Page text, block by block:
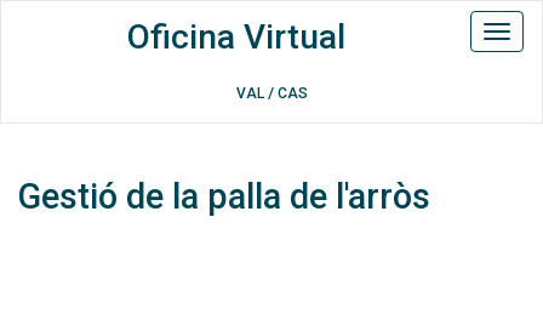
Oficina Virtual
VAL/ CAS
Gestió de la palla de l'arròs